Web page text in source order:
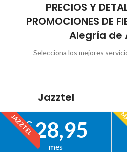
PRECIOS Y
PROMOCIONES DE
Alegría de
Selecciona los mejores
Jazztel
JAZZTEL
€28,95
mes